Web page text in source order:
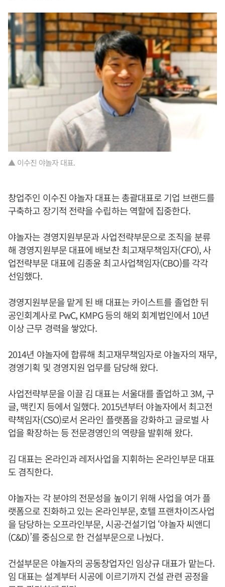
▲ 이수진 야놀자 대표.
창업주인 이수진 야놀자 대표는 총괄대표로 기업 브랜드를
구축하고 장기적 전략을 수립하는 역할에 집중한다.
야놀자는 경영지원부문과 사업전략부문으로 조직을 분류
해 경영지원부문 대표에 배보찬 최고재무책임자(CFO), 사
업전략부문 대표에 김종윤 최고사업책임자(CBO)를 각각
선임했다.
경영지원부문을 맡게 된 배 대표는 카이스트를 졸업한 뒤
공인회계사로 PwC, KMPG 등의 해외 회계법인에서 10년
이상 근무 경력을 쌓았다.
2014년 야놀자에 합류해 최고재무책임자로 야놀자의 재무,
경영기획 및 경영지원 업무를 담당해 왔다.
사업전략부문을 이끌 김 대표는 서울대를 졸업하고 3M, 구
글, 맥킨지 등에서 일했다. 2015년부터 야놀자에서 최고전
략책임자(CSO)로서 온라인 플랫폼을 강화하고 글로벌 사
업을 확장하는 등 전문경영인의 역량을 발휘해 왔다.
김 대표는 온라인과 레저사업을 지휘하는 온라인부문 대표
도 겸직한다.
야놀자는 각 분야의 전문성을 높이기 위해 사업을 여가 플
랫폼으로 진화하고 있는 온라인부문, 호텔 프랜차이즈사업
을 담당하는 오프라인부문, 시공·건설기업 ‘야놀자 씨앤디
(C&D)’를 중심으로 한 건설부문으로 나눴다.
건설부문은 야놀자의 공동창업자인 임상규 대표가 맡는다.
임 대표는 설계부터 시공에 이르기까지 건설 관련 공정을